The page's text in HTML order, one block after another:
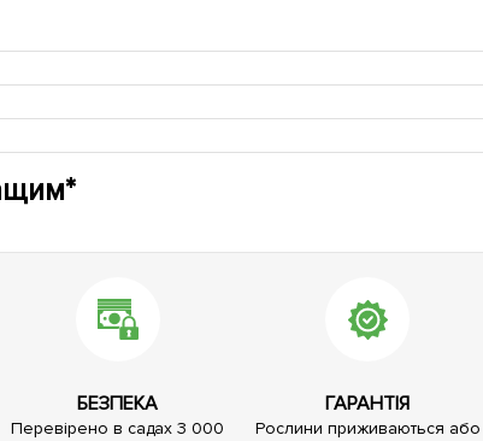
БЕЗПЕКА
Перевірено в садах 3 000
ГАРАНТІЯ
Рослини приживаються або